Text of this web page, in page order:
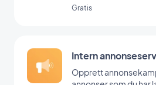
Gratis
Intern
Opprett